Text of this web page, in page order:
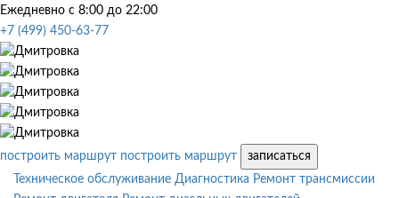
Ежедневно с 8:00 до 22:00
+7 (499) 450-63-77
построить маршрут построить маршрут
записаться
Техническое обслуживание Диагностика Ремонт трансмиссии